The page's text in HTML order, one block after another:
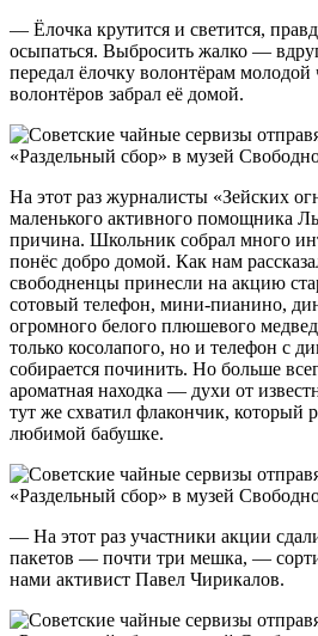
— Ёлочка крутится и светится,
осыпаться. Выбросить жалко —
передал ёлочку волонтёрам
волонтёров забрал её домой.
На этот раз журналисты «Зейских
маленького активного помощника
причина. Школьник собрал много
понёс добро домой. Как нам
свободненцы принесли на акцию
сотовый телефон, мини-пианино,
огромного белого плюшевого
только косолапого, но и телефон с
собирается починить. Но больше
ароматная находка — духи от
тут же схватил флакончик, который
любимой бабушке.
— На этот раз участники акции
пакетов — почти три мешка, —
нами активист Павел Чирикалов.